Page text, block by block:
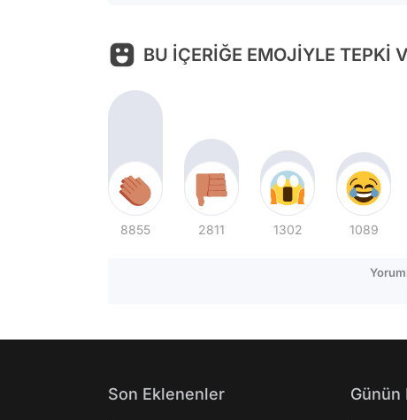
BU İÇERİĞE EMOJİYLE TEPKİ
8855 2811 1302 1089
Son Eklenenler Günün